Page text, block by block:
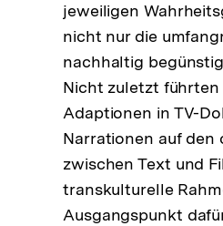
jeweiligen
nicht nur die
nachhaltig
Nicht zuletzt
Adaptionen in TV-
Narrationen auf den
zwischen Text und
transkulturelle
Ausgangspunkt